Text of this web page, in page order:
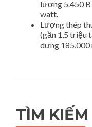
lượng 5.450
watt.
Lượng thép
(gần 1,5 triệu
dựng 185.000
TÌM KIẾM